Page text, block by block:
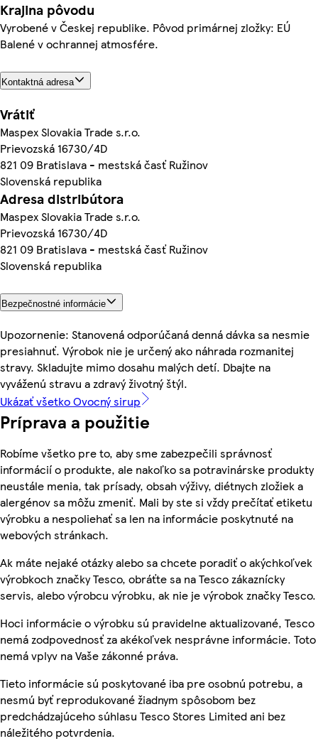
Krajina pôvodu
Vyrobené v Českej republike. Pôvod primárnej zložky: EÚ
Balené v ochrannej atmosfére.
Kontaktná adresa
Vrátiť
Maspex Slovakia Trade s.r.o.
Prievozská 16730/4D
821 09 Bratislava - mestská časť Ružinov
Slovenská republika
Adresa distribútora
Maspex Slovakia Trade s.r.o.
Prievozská 16730/4D
821 09 Bratislava - mestská časť Ružinov
Slovenská republika
Bezpečnostné informácie
Upozornenie: Stanovená odporúčaná denná dávka sa nesmie
presiahnuť. Výrobok nie je určený ako náhrada rozmanitej
stravy. Skladujte mimo dosahu malých detí. Dbajte na
vyváženú stravu a zdravý životný štýl.
Ukázať všetko Ovocný sirup
Príprava a použitie
Robíme všetko pre to, aby sme zabezpečili správnosť
informácií o produkte, ale nakoľko sa potravinárske produkty
neustále menia, tak prísady, obsah výživy, diétnych zložiek a
alergénov sa môžu zmeniť. Mali by ste si vždy prečítať etiketu
výrobku a nespoliehať sa len na informácie poskytnuté na
webových stránkach.
Ak máte nejaké otázky alebo sa chcete poradiť o akýchkoľvek
výrobkoch značky Tesco, obráťte sa na Tesco zákaznícky
servis, alebo výrobcu výrobku, ak nie je výrobok značky Tesco.
Hoci informácie o výrobku sú pravidelne aktualizované, Tesco
nemá zodpovednosť za akékoľvek nesprávne informácie. Toto
nemá vplyv na Vaše zákonné práva.
Tieto informácie sú poskytované iba pre osobnú potrebu, a
nesmú byť reprodukované žiadnym spôsobom bez
predchádzajúceho súhlasu Tesco Stores Limited ani bez
náležitého potvrdenia.